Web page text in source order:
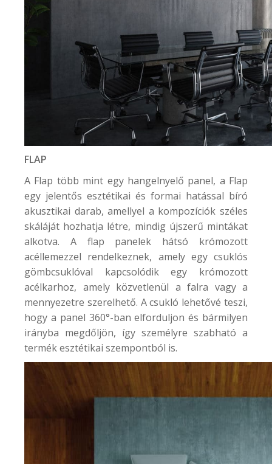
FLAP
A Flap több mint egy hangelnyelő panel, a Flap
egy jelentős esztétikai és formai hatással bíró
akusztikai darab, amellyel a kompozíciók széles
skáláját hozhatja létre, mindig újszerű mintákat
alkotva. A flap panelek hátsó krómozott
acéllemezzel rendelkeznek, amely egy csuklós
gömbcsuklóval kapcsolódik egy krómozott
acélkarhoz, amely közvetlenül a falra vagy a
mennyezetre szerelhető. A csukló lehetővé teszi,
hogy a panel 360°-ban elforduljon és bármilyen
irányba megdőljön, így személyre szabható a
termék esztétikai szempontból is.